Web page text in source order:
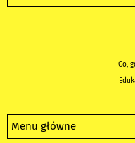
Co,
Menu główne